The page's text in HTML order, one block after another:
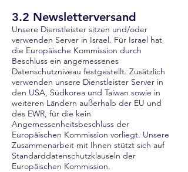
3.2 Newsletterversand
Unsere Dienstleister sitzen und/oder
verwenden Server in Israel. Für Israel hat
die Europäische Kommission durch
Beschluss ein angemessenes
Datenschutzniveau festgestellt. Zusätzlich
verwenden unsere Dienstleister Server in
den USA, Südkorea und Taiwan sowie in
weiteren Ländern außerhalb der EU und
des EWR, für die kein
Angemessenheitsbeschluss der
Europäischen Kommission vorliegt. Unsere
Zusammenarbeit mit Ihnen stützt sich auf
Standarddatenschutzklauseln der
Europäischen Kommission.